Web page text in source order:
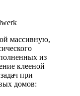
массивную,
из
клееной
при
домов: